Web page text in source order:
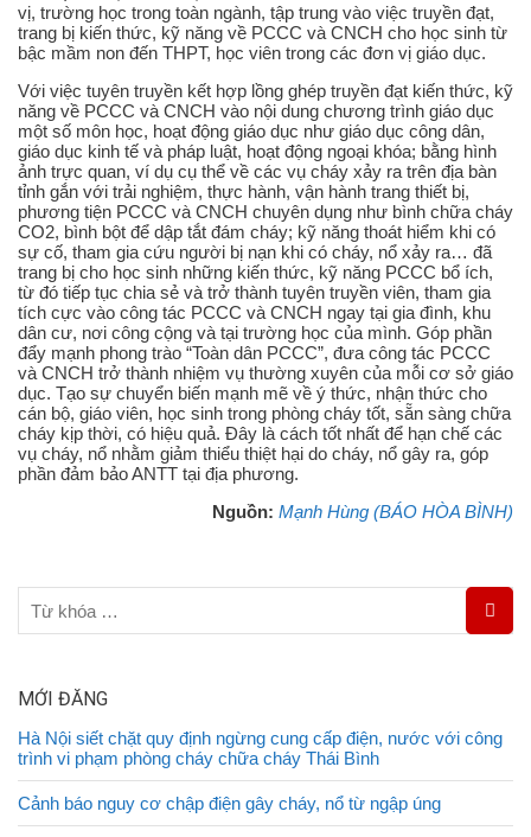
vị, trường học trong toàn ngành, tập trung vào việc truyền đạt,
trang bị kiến thức, kỹ năng về PCCC và CNCH cho học sinh từ
bậc mầm non đến THPT, học viên trong các đơn vị giáo dục.
Với việc tuyên truyền kết hợp lồng ghép truyền đạt kiến thức, kỹ
năng về PCCC và CNCH vào nội dung chương trình giáo dục
một số môn học, hoạt động giáo dục như giáo dục công dân,
giáo dục kinh tế và pháp luật, hoạt động ngoại khóa; bằng hình
ảnh trực quan, ví dụ cụ thể về các vụ cháy xảy ra trên địa bàn
tỉnh gắn với trải nghiệm, thực hành, vận hành trang thiết bị,
phương tiện PCCC và CNCH chuyên dụng như bình chữa cháy
CO2, bình bột để dập tắt đám cháy; kỹ năng thoát hiểm khi có
sự cố, tham gia cứu người bị nạn khi có cháy, nổ xảy ra… đã
trang bị cho học sinh những kiến thức, kỹ năng PCCC bổ ích,
từ đó tiếp tục chia sẻ và trở thành tuyên truyền viên, tham gia
tích cực vào công tác PCCC và CNCH ngay tại gia đình, khu
dân cư, nơi công cộng và tại trường học của mình. Góp phần
đẩy mạnh phong trào “Toàn dân PCCC”, đưa công tác PCCC
và CNCH trở thành nhiệm vụ thường xuyên của mỗi cơ sở giáo
dục. Tạo sự chuyển biến mạnh mẽ về ý thức, nhận thức cho
cán bộ, giáo viên, học sinh trong phòng cháy tốt, sẵn sàng chữa
cháy kịp thời, có hiệu quả. Đây là cách tốt nhất để hạn chế các
vụ cháy, nổ nhằm giảm thiểu thiệt hại do cháy, nổ gây ra, góp
phần đảm bảo ANTT tại địa phương.
Nguồn: Mạnh Hùng (BÁO HÒA BÌNH)
MỚI ĐĂNG
Hà Nội siết chặt quy định ngừng cung cấp điện, nước với công
trình vi phạm phòng cháy chữa cháy Thái Bình
Cảnh báo nguy cơ chập điện gây cháy, nổ từ ngập úng